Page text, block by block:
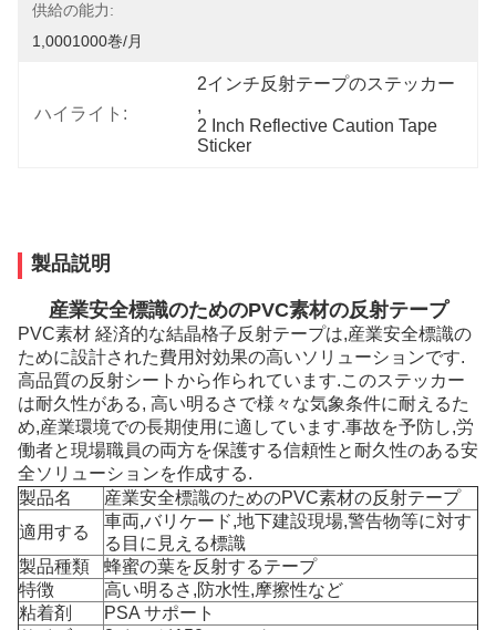
供給の能力:
1,0001000巻/月
ハイライト:
2インチ反射テープのステッカー
,
2 Inch Reflective Caution Tape
Sticker
製品説明
産業安全標識のためのPVC素材の反射テープ
PVC素材 経済的な結晶格子反射テープは,産業安全標識の
ために設計された費用対効果の高いソリューションです.
高品質の反射シートから作られています.このステッカー
は耐久性がある, 高い明るさで様々な気象条件に耐えるた
め,産業環境での長期使用に適しています.事故を予防し,労
働者と現場職員の両方を保護する信頼性と耐久性のある安
全ソリューションを作成する.
製品名
産業安全標識のためのPVC素材の反射テープ
適用する
車両,バリケード,地下建設現場,警告物等に対す
る目に見える標識
製品種類
蜂蜜の葉を反射するテープ
特徴
高い明るさ,防水性,摩擦性など
粘着剤
PSA サポート